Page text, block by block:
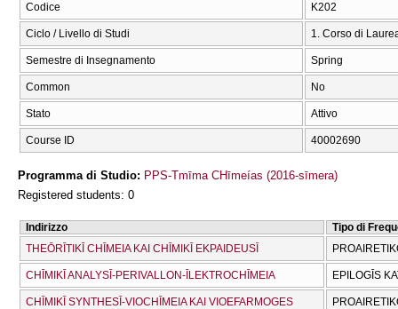
Codice Κ202
Ciclo / Livello di Studi 1. Corso di
Semestre di Insegnamento Spring
Common No
Stato Attivo
Course ID 40002690
Programma di Studio: PPS-Tmīma CΗīmeías (2016-sīmera)
Registered students: 0
Indirizzo
Tipo di
THEŌRĪTIKĪ CΗĪMEIA KAI CΗĪMIKĪ EKPAIDEUSĪ
CΗĪMIKĪ ANALYSĪ-PERIVALLON-ĪLEKTROCΗĪMEIA EPILOGĪS
CΗĪMIKĪ SYNTHESĪ-VIOCΗĪMEIA KAI VIOEFARMOGES